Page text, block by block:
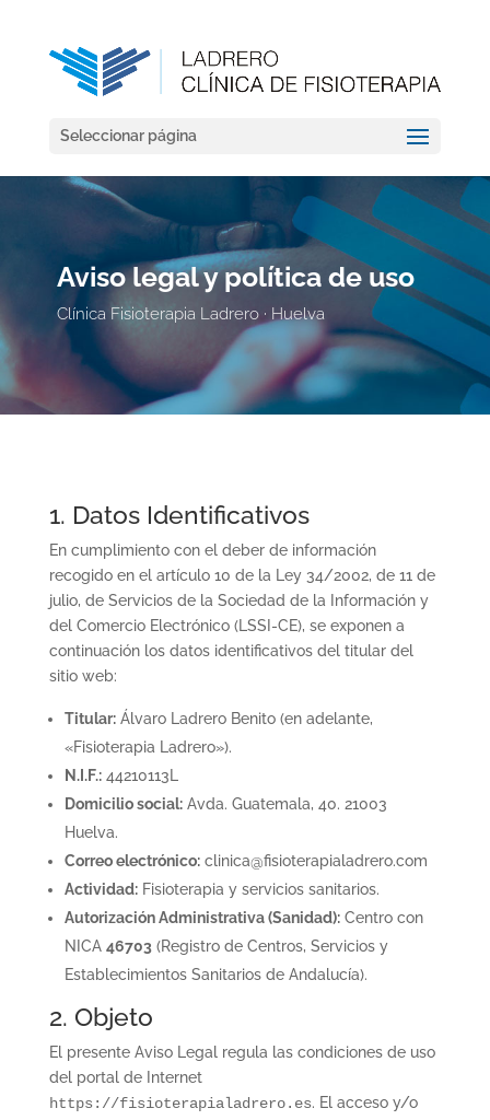
Seleccionar página
Aviso legal y política de uso
Clínica Fisioterapia Ladrero · Huelva
1. Datos Identificativos
En cumplimiento con el deber de información
recogido en el artículo 10 de la Ley 34/2002, de 11 de
julio, de Servicios de la Sociedad de la Información y
del Comercio Electrónico (LSSI-CE), se exponen a
continuación los datos identificativos del titular del
sitio web:
Titular:Álvaro Ladrero Benito (en adelante,
«Fisioterapia Ladrero»).
N.I.F.:44210113L
Domicilio social:Avda. Guatemala, 40. 21003
Huelva.
Correo electrónico:clinica@fisioterapialadrero.com
Actividad:Fisioterapia y servicios sanitarios.
Autorización Administrativa (Sanidad):Centro con
NICA 46703 (Registro de Centros, Servicios y
Establecimientos Sanitarios de Andalucía).
2. Objeto
El presente Aviso Legal regula las condiciones de uso
del portal de Internet
https://fisioterapialadrero.es. El acceso y/o